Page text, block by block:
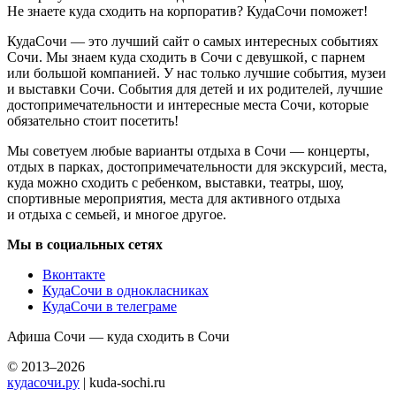
Не знаете куда сходить на корпоратив? КудаСочи поможет!
КудаСочи — это лучший сайт о самых интересных событиях
Сочи. Мы знаем куда сходить в Сочи с девушкой, с парнем
или большой компанией. У нас только лучшие события, музеи
и выставки Сочи. События для детей и их родителей, лучшие
достопримечательности и интересные места Сочи, которые
обязательно стоит посетить!
Мы советуем любые варианты отдыха в Сочи — концерты,
отдых в парках, достопримечательности для экскурсий, места,
куда можно сходить с ребенком, выставки, театры, шоу,
спортивные мероприятия, места для активного отдыха
и отдыха с семьей, и многое другое.
Мы в социальных сетях
Вконтакте
КудаСочи в однокласниках
КудаСочи в телеграме
Афиша Сочи — куда сходить в Сочи
© 2013–2026
кудасочи.ру | kuda-sochi.ru